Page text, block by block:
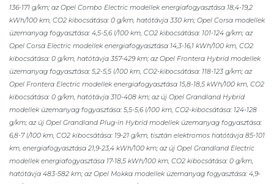
136-171 g/km; az Opel Combo Electric modellek energiafogyasztása 18,4-19,2
kWh/100 km, CO2 kibocsátása: 0 g/km, hatótávja 330 km; Opel Corsa modellek
üzemanyag fogyasztása: 4,5-5,6 l/100 km, CO2 kibocsátása: 101-124 g/km; az
Opel Corsa Electric modellek energiafogyasztása 14,3-16,1 kWh/100 km, CO2
kibocsátása: 0 g/km, hatótávja 357-429 km; az Opel Frontera Hybrid modellek
üzemanyag fogyasztása: 5,2-5,5 l/100 km, CO2-kibocsátása: 118-123 g/km; az
Opel Frontera Electric modellek energiafogyasztása 15,8-18,5 kWh/100 km, CO2
kibocsátása: 0 g/km, hatótávja 310-408 km; az új Opel Grandland Hybrid
modellek üzemanyag fogyasztása: 5,5-5,6 l/100 km, CO2-kibocsátása: 124-128
g/km; az új Opel Grandland Plug-in Hybrid modellek üzemanyag fogyasztása:
6,8-7 l/100 km, CO2 kibocsátása: 19-21 g/km, tisztán elektromos hatótávja 85-101
km, energiafogyasztása 21,9-23,4 kWh/100 km; az új Opel Grandland Electric
modellek energiafogyasztása 17-18,5 kWh/100 km, CO2 kibocsátása: 0 g/km,
hatótávja 483-582 km; az Opel Mokka modellek üzemanyag fogyasztása: 4,9-